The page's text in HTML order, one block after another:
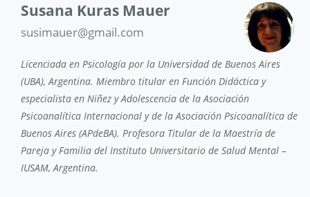
Susana Kuras Mauer
susimauer@gmail.com
Licenciada en Psicología por la Universidad de Buenos Aires
(UBA), Argentina. Miembro titular en Función Didáctica y
especialista en Niñez y Adolescencia de la Asociación
Psicoanalítica Internacional y de la Asociación Psicoanalítica de
Buenos Aires (APdeBA). Profesora Titular de la Maestría de
Pareja y Familia del Instituto Universitario de Salud Mental –
IUSAM, Argentina.